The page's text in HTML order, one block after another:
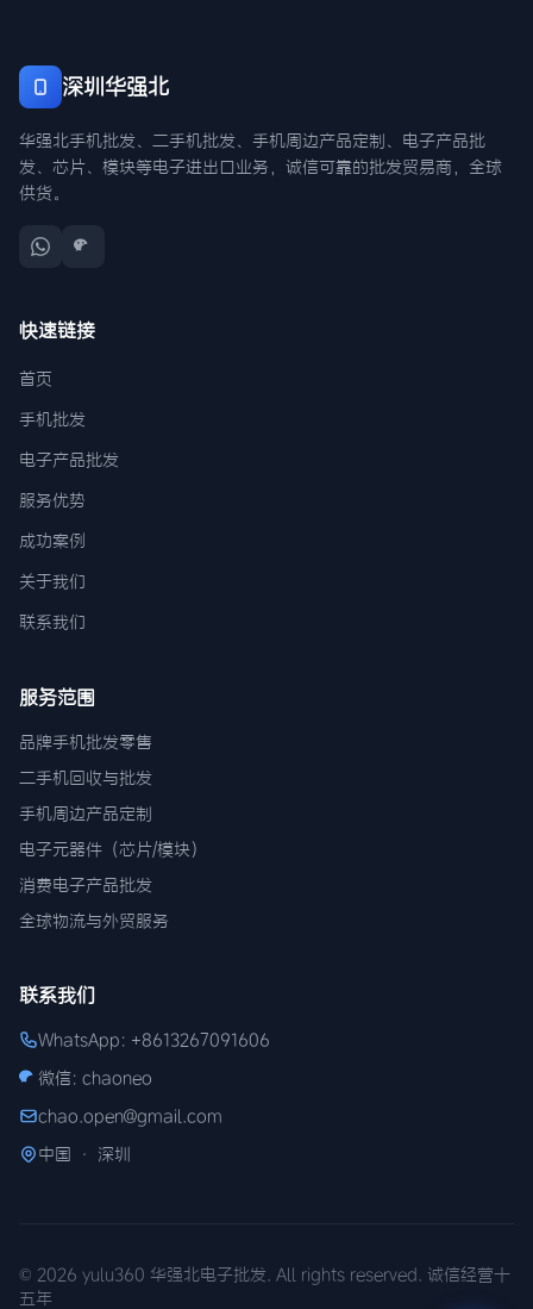
深圳华强北
华强北手机批发、二手机批发、手机周边产品定制、电子产品批
发、芯片、模块等电子进出口业务，诚信可靠的批发贸易商，全球
供货。
快速链接
首页
手机批发
电子产品批发
服务优势
成功案例
关于我们
联系我们
服务范围
品牌手机批发零售
二手机回收与批发
手机周边产品定制
电子元器件（芯片/模块）
消费电子产品批发
全球物流与外贸服务
联系我们
WhatsApp: +8613267091606
微信: chaoneo
chao.open@gmail.com
中国 · 深圳
© 2026 yulu360 华强北电子批发. All rights reserved. 诚信经营十
五年